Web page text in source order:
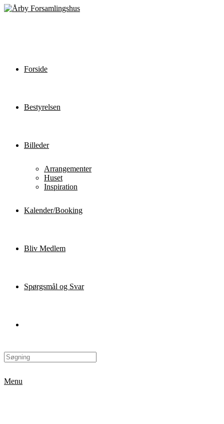
Forside
Bestyrelsen
Billeder
Arrangementer
Huset
Inspiration
Kalender/Booking
Bliv Medlem
Spørgsmål og Svar
Menu